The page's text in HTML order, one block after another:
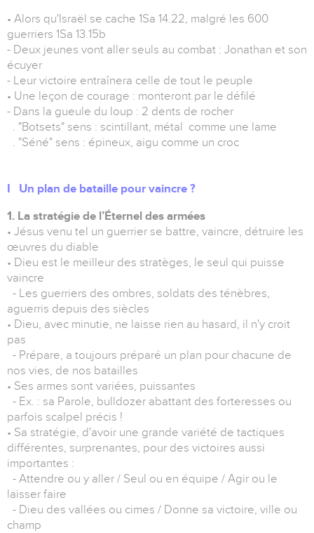
• Alors qu'Israël se cache 1Sa 14.22, malgré les 600
guerriers 1Sa 13.15b
- Deux jeunes vont aller seuls au combat : Jonathan et son
écuyer
- Leur victoire entraînera celle de tout le peuple
• Une leçon de courage : monteront par le défilé
- Dans la gueule du loup : 2 dents de rocher
. "Botsets" sens : scintillant, métal comme une lame
. "Séné" sens : épineux, aigu comme un croc
I Un plan de bataille pour vaincre ?
1. La stratégie de l’Éternel des armées
• Jésus venu tel un guerrier se battre, vaincre, détruire les
œuvres du diable
• Dieu est le meilleur des stratèges, le seul qui puisse
vaincre
- Les guerriers des ombres, soldats des ténèbres,
aguerris depuis des siècles
• Dieu, avec minutie, ne laisse rien au hasard, il n'y croit
pas
- Prépare, a toujours préparé un plan pour chacune de
nos vies, de nos batailles
• Ses armes sont variées, puissantes
- Ex. : sa Parole, bulldozer abattant des forteresses ou
parfois scalpel précis !
• Sa stratégie, d'avoir une grande variété de tactiques
différentes, surprenantes, pour des victoires aussi
importantes :
- Attendre ou y aller / Seul ou en équipe / Agir ou le
laisser faire
- Dieu des vallées ou cimes / Donne sa victoire, ville ou
champ